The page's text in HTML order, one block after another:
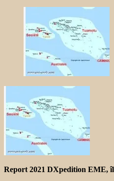
Report 2021 DXpedition EME,